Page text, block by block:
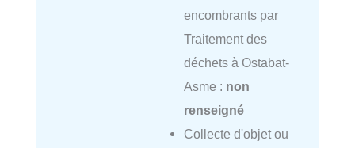
encombrants par
Traitement des
déchets à Ostabat-
Asme : non
renseigné
Collecte d'objet ou